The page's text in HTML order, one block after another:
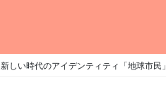
新しい時代のアイデンティティ「地球市民」